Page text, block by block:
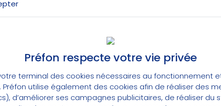
de 2023 pourrait se situer entre 1,6% et 2%.
d’achat et de la valeur de service est de 1,59%
à 2022, cette progression ne permet pas de
précise que la règlementation applicable au
Cette situation est évidemment
des échanges avec les pouvoirs publics
pour obtenir une meilleure application
dernier en 2020 et qui du fait d’une situation
Préfon respecte votre vie privée
terminal des cookies nécessaires au fonctionnement
utilise également des cookies afin de réaliser des
d’améliorer ses campagnes publicitaires, de réaliser du